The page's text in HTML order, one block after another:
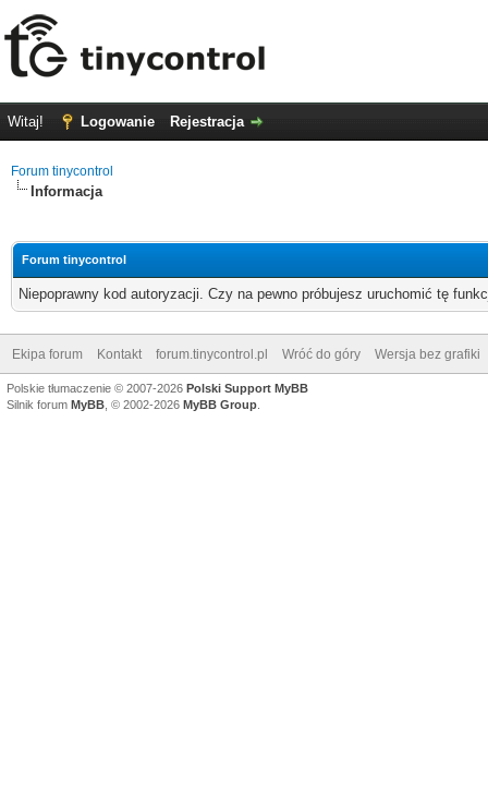
Witaj! Logowanie Rejestracja
Forum tinycontrol
Informacja
Forum tinycontrol
Niepoprawny kod autoryzacji. Czy na pewno próbujesz uruchomić tę
Ekipa forum Kontakt forum.tinycontrol.pl Wróć do góry Wersja bez grafiki
Polskie tłumaczenie © 2007-2026 Polski Support MyBB
Silnik forum MyBB , © 2002-2026 MyBB Group